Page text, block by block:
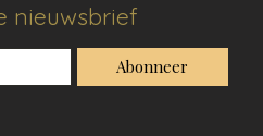
nieuwsbrief
Abonneer